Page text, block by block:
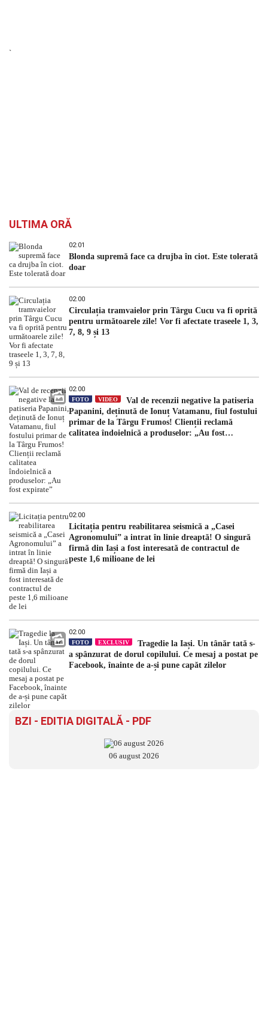
`
ULTIMA ORĂ
02:01
Blonda supremă face ca drujba în ciot. Este tolerată
doar
02:00
Circulația tramvaielor prin Târgu Cucu va fi oprită
pentru următoarele zile! Vor fi afectate traseele 1, 3,
7, 8, 9 și 13
02:00
FOTO VIDEO
Val de recenzii negative la patiseria
Papanini, deținută de Ionuț Vatamanu, fiul fostului
primar de la Târgu Frumos! Clienții reclamă
calitatea îndoielnică a produselor: „Au fost
02:00
Licitația pentru reabilitarea seismică a „Casei
Agronomului” a intrat în linie dreaptă! O singură
firmă din Iași a fost interesată de contractul de
peste 1,6 milioane de lei
02:00
FOTO EXCLUSIV
Tragedie la Iași. Un tânăr tată s-
a spânzurat de dorul copilului. Ce mesaj a postat pe
Facebook, înainte de a-și pune capăt zilelor
BZI - EDITIA DIGITALĂ - PDF
06 august 2026